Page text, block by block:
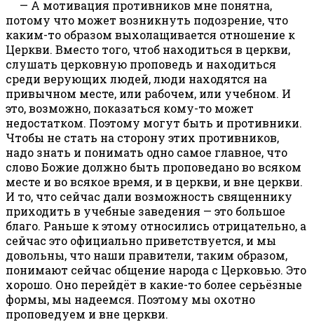
— А мотивация противников мне понятна,
потому что может возникнуть подозрение, что
каким-то образом выхолащивается отношение к
Церкви. Вместо того, чтоб находиться в церкви,
слушать церковную проповедь и находиться
среди верующих людей, люди находятся на
привычном месте, или рабочем, или учебном. И
это, возможно, показаться кому-то может
недостатком. Поэтому могут быть и противники.
Чтобы не стать на сторону этих противников,
надо знать и понимать одно самое главное, что
слово Божие должно быть проповедано во всяком
месте и во всякое время, и в церкви, и вне церкви.
И то, что сейчас дали возможность священнику
приходить в учебные заведения — это большое
благо. Раньше к этому относились отрицательно, а
сейчас это официально приветствуется, и мы
довольны, что наши правители, таким образом,
понимают сейчас общение народа с Церковью. Это
хорошо. Оно перейдёт в какие-то более серьёзные
формы, мы надеемся. Поэтому мы охотно
проповедуем и вне церкви.